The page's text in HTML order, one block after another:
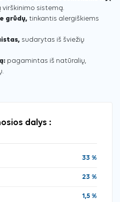
sistemą.
grūdų, tinkantis alergiškiems
sudarytas iš šviežių
pagamintas iš natūralių,
dalys :
33 %
23 %
1,5 %